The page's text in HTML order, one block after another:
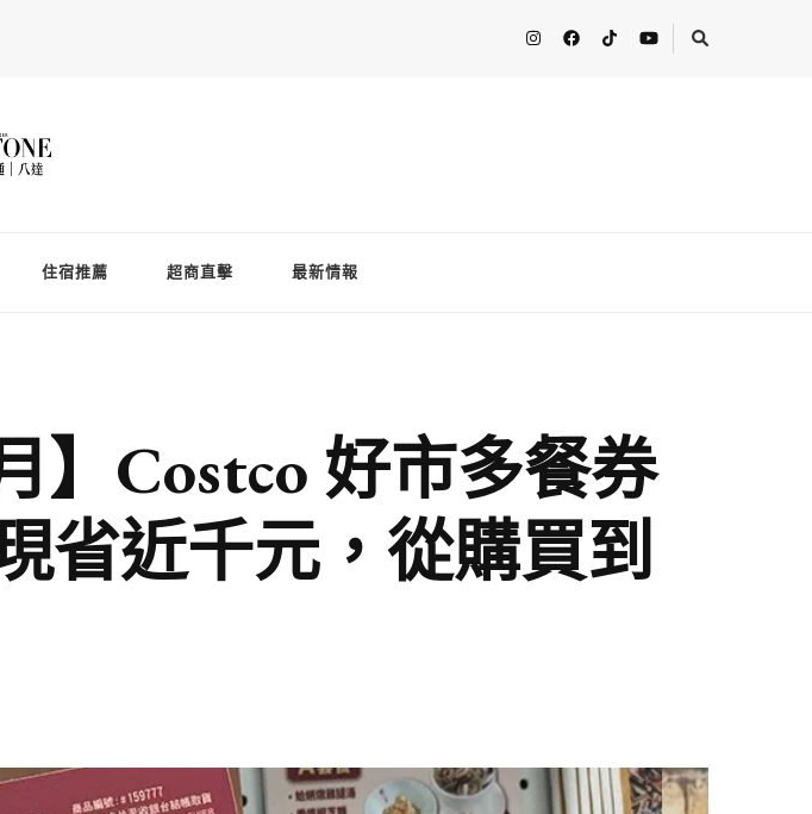
住宿推薦 超商直擊 最新情報
】Costco 好市多餐券
省近千元，從購買到